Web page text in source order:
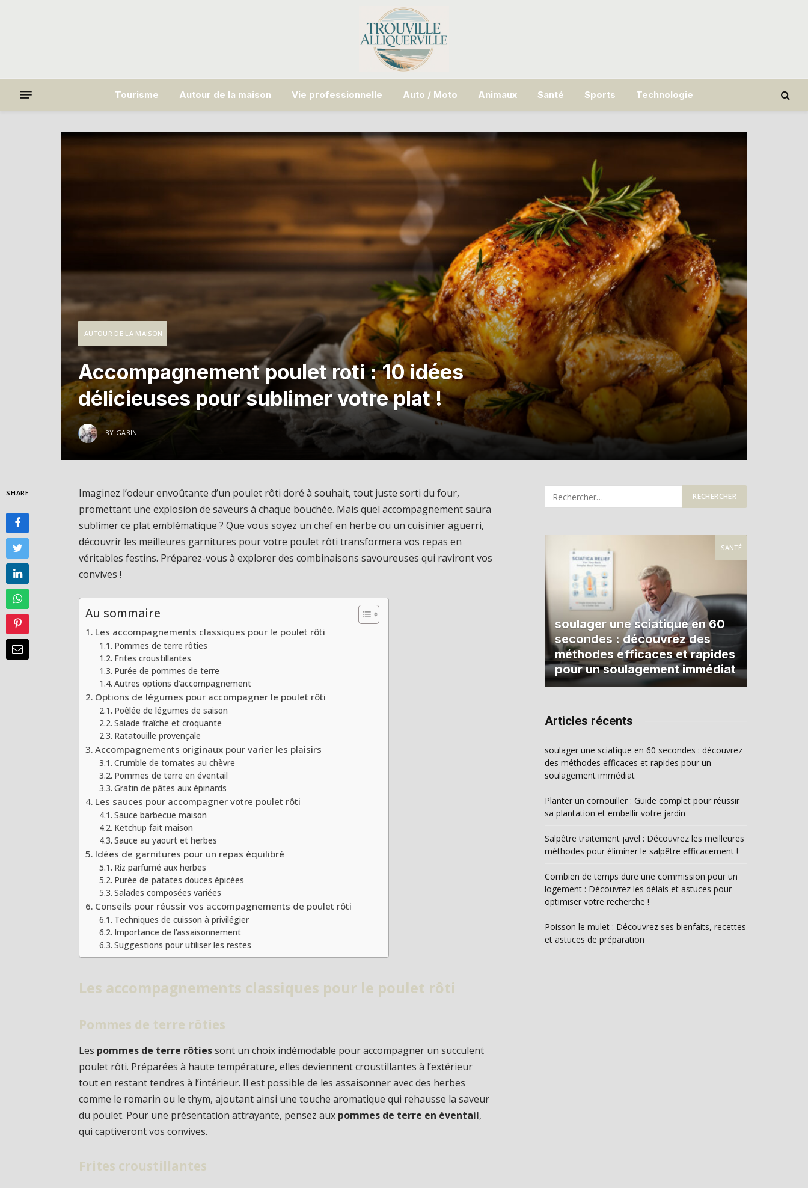
Tourisme Autour de la maison Vie professionnelle Auto / Moto Animaux Santé Sports Technologie
AUTOUR DE LA MAISON
Accompagnement poulet roti : 10 idées
délicieuses pour sublimer votre plat !
BY GABIN
SHARE
Imaginez l’odeur envoûtante d’un poulet rôti doré à souhait, tout juste sorti du four,
promettant une explosion de saveurs à chaque bouchée. Mais quel accompagnement saura
sublimer ce plat emblématique ? Que vous soyez un chef en herbe ou un cuisinier aguerri,
découvrir les meilleures garnitures pour votre poulet rôti transformera vos repas en
véritables festins. Préparez-vous à explorer des combinaisons savoureuses qui raviront vos
convives !
Au sommaire
Les accompagnements classiques pour le poulet rôti
Pommes de terre rôties
Frites croustillantes
Purée de pommes de terre
Autres options d’accompagnement
Options de légumes pour accompagner le poulet rôti
Poêlée de légumes de saison
Salade fraîche et croquante
Ratatouille provençale
Accompagnements originaux pour varier les plaisirs
Crumble de tomates au chèvre
Pommes de terre en éventail
Gratin de pâtes aux épinards
Les sauces pour accompagner votre poulet rôti
Sauce barbecue maison
Ketchup fait maison
Sauce au yaourt et herbes
Idées de garnitures pour un repas équilibré
Riz parfumé aux herbes
Purée de patates douces épicées
Salades composées variées
Conseils pour réussir vos accompagnements de poulet rôti
Techniques de cuisson à privilégier
Importance de l’assaisonnement
Suggestions pour utiliser les restes
Les accompagnements classiques pour le poulet rôti
Pommes de terre rôties
Les pommes de terre rôtiessont un choix indémodable pour accompagner un succulent
poulet rôti. Préparées à haute température, elles deviennent croustillantes à l’extérieur
tout en restant tendres à l’intérieur. Il est possible de les assaisonner avec des herbes
comme le romarin ou le thym, ajoutant ainsi une touche aromatique qui rehausse la saveur
du poulet. Pour une présentation attrayante, pensez aux pommes de terre en éventail,
qui captiveront vos convives.
Frites croustillantes
SANTÉ
soulager une sciatique en 60
secondes : découvrez des
méthodes efficaces et rapides
pour un soulagement immédiat
Articles récents
soulager une sciatique en 60 secondes : découvrez
des méthodes efficaces et rapides pour un
soulagement immédiat
Planter un cornouiller : Guide complet pour réussir
sa plantation et embellir votre jardin
Salpêtre traitement javel : Découvrez les meilleures
méthodes pour éliminer le salpêtre efficacement !
Combien de temps dure une commission pour un
logement : Découvrez les délais et astuces pour
optimiser votre recherche !
Poisson le mulet : Découvrez ses bienfaits, recettes
et astuces de préparation